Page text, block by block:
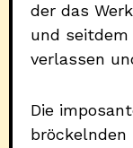
der das
und
verlassen
Die
bröckelnden